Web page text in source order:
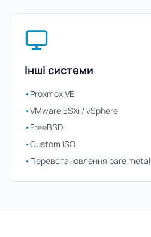
Інші системи
•Proxmox VE
•VMware ESXi / vSphere
•FreeBSD
•Custom ISO
•Перевстановлення bare metal